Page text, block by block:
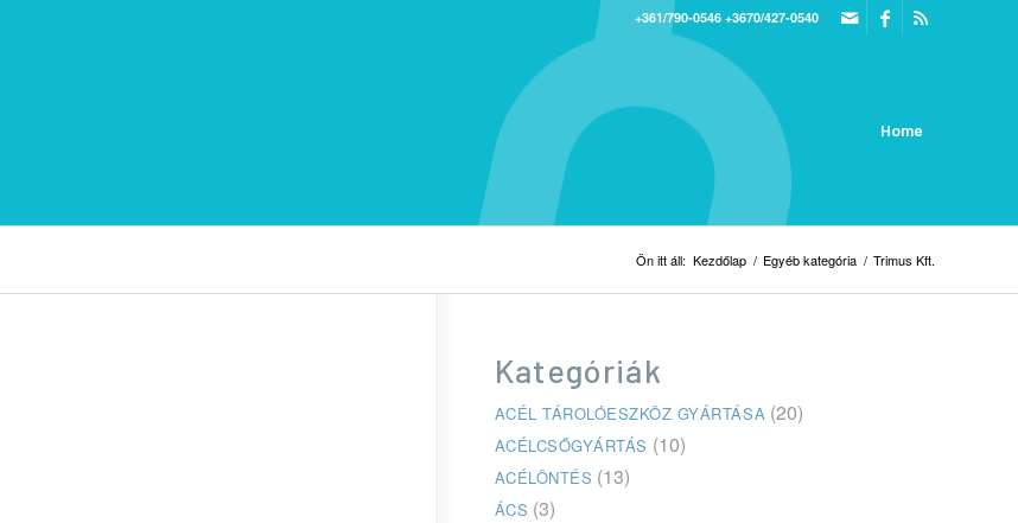
+361/790-0546 +3670/427-0540
Home
Ön itt áll: Kezdőlap / Egyéb kategória / Trimus Kft.
Kategóriák
ACÉL TÁROLÓESZKÖZ GYÁRTÁSA (20)
ACÉLCSŐGYÁRTÁS (10)
ACÉLÖNTÉS (13)
ÁCS (3)